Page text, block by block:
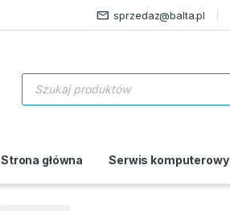
sprzedaz@balta.pl
Wyszukiwarka produktów
Strona główna Serwis komputerowy